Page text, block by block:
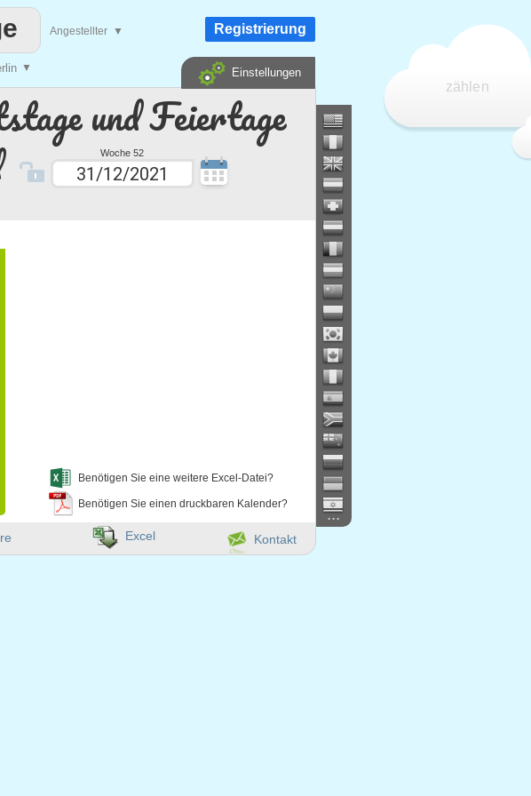
und Feiertage
Woche 52
Benötigen Sie eine weitere Excel-Datei?
Benötigen Sie einen druckbaren Kalender?
zählen
▼
Angestellter ▼ Registrierung
Einstellungen
...
Kontakt
Excel